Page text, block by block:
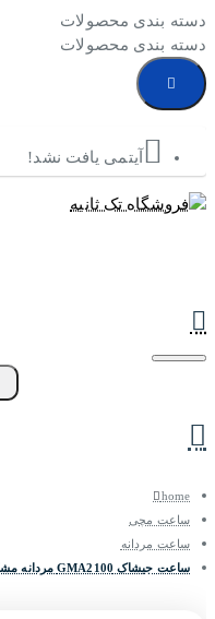
دسته بندی محصولات
دسته بندی محصولات
آیتمی یافت نشد!
home
ساعت مچی
ساعت مردانه
ساعت جیشاک GMA2100 مردانه مشکی رنگین کمانی G-Shock-6107-G